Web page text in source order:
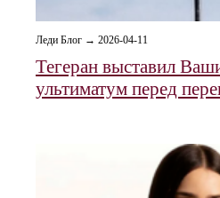
Леди Блог → 2026-04-11
Тегеран выставил
ультиматум перед